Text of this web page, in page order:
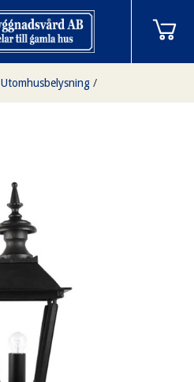
Utomhusbelysning /